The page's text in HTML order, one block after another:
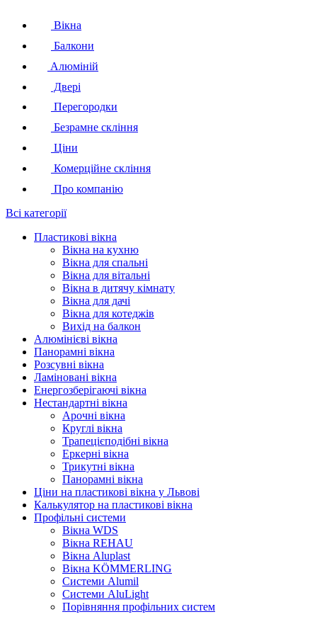
Вікна
Балкони
Алюміній
Двері
Перегородки
Безрамне скління
Ціни
Комерційне скління
Про компанію
Всі категорії
Пластикові вікна
Вікна на кухню
Вікна для спальні
Вікна для вітальні
Вікна в дитячу кімнату
Вікна для дачі
Вікна для котеджів
Вихід на балкон
Алюмінієві вікна
Панорамні вікна
Розсувні вікна
Ламіновані вікна
Енергозберігаючі вікна
Нестандартні вікна
Арочні вікна
Круглі вікна
Трапецієподібні вікна
Еркерні вікна
Трикутні вікна
Панорамні вікна
Ціни на пластикові вікна у Львові
Калькулятор на пластикові вікна
Профільні системи
Вікна WDS
Вікна REHAU
Вікна Aluplast
Вікна KÖMMERLING
Cистеми Alumil
Системи AluLight
Порівняння профільних систем